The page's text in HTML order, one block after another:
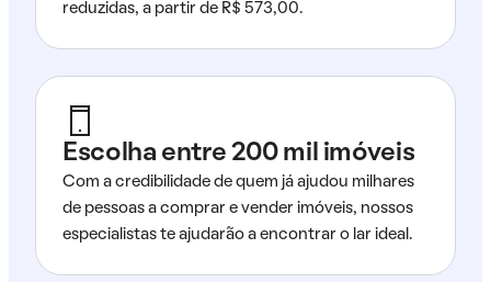
reduzidas, a partir de R$ 573,00.
Escolha entre 200 mil imóveis
Com a credibilidade de quem já ajudou milhares
de pessoas a comprar e vender imóveis, nossos
especialistas te ajudarão a encontrar o lar ideal.